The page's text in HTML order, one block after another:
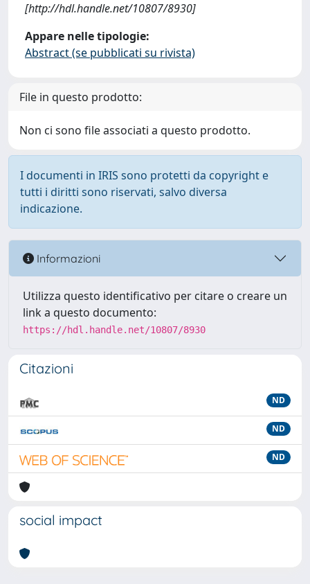
[http://hdl.handle.net/10807/8930]
Appare nelle tipologie:
Abstract (se pubblicati su rivista)
File in questo prodotto:
Non ci sono file associati a questo prodotto.
I documenti in IRIS sono protetti da copyright e
tutti i diritti sono riservati, salvo diversa
indicazione.
Informazioni
Utilizza questo identificativo per citare o creare un
link a questo documento:
https://hdl.handle.net/10807/8930
Citazioni
ND
ND
ND
social impact